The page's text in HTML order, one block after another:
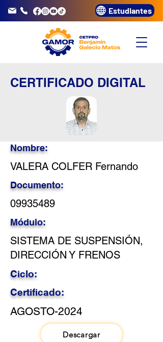
3320072 Estudiantes
CERTIFICADO DIGITAL
Nombre:
VALERA COLFER Fernando
Documento:
09935489
Módulo:
SISTEMA DE SUSPENSIÓN,
DIRECCIÓN Y FRENOS
Ciclo:
Certificado:
AGOSTO-2024
Descargar